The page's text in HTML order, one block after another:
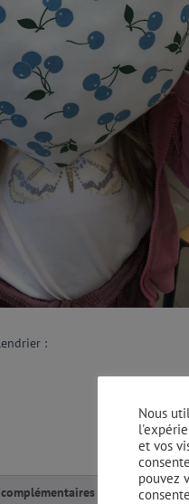
:
Nous
et vos
pouvez